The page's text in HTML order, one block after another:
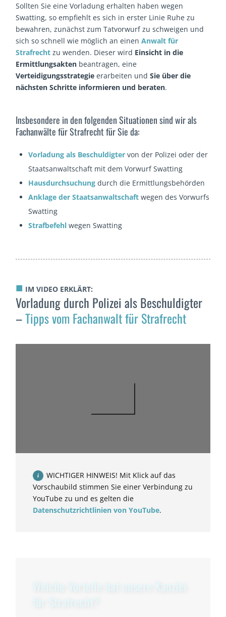
Sollten Sie eine Vorladung erhalten haben wegen
Swatting, so empfiehlt es sich in erster Linie Ruhe zu
bewahren, zunächst zum Tatvorwurf zu schweigen und
sich so schnell wie möglich an einenAnwalt für
Strafrecht zu wenden. Dieser wird Einsicht in die
Ermittlungsakten beantragen, eine
Verteidigungsstrategie erarbeiten undSie über die
nächsten Schritte informieren und beraten.
Insbesondere in den folgenden Situationen sind wir als
Fachanwälte für Strafrecht für Sie da:
Vorladung als Beschuldigter von der Polizei oder der
Staatsanwaltschaft mit dem Vorwurf Swatting
Hausdurchsuchung durch die Ermittlungsbehörden
Anklage der Staatsanwaltschaft wegen des Vorwurfs
Swatting
Strafbefehl wegen Swatting
■ IM VIDEO ERKLÄRT:
Vorladung durch Polizei als Beschuldigter
–Tipps vom Fachanwalt für Strafrecht
WICHTIGER HINWEIS! Mit Klick auf das
Vorschaubild stimmen Sie einer Verbindung zu
YouTube zu und es gelten die
Datenschutzrichtlinien von YouTube.